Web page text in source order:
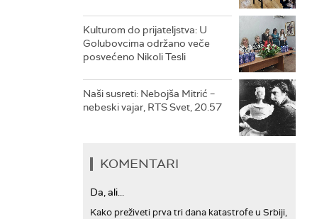
Kulturom do prijateljstva: U
Golubovcima održano veče
posvećeno Nikoli Tesli
Naši susreti: Nebojša Mitrić –
nebeski vajar, RTS Svet, 20.57
KOMENTARI
Da, ali...
Kako preživeti prva tri dana katastrofe u Srbiji,